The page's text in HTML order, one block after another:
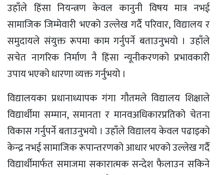
उहाँले हिंसा नियन्त्रण केवल कानुनी विषय मात्र नभई
सामाजिक जिम्मेवारी भएको उल्लेख गर्दै परिवार, विद्यालय र
समुदायले संयुक्त रूपमा काम गर्नुपर्ने बताउनुभयो । उहाँले
सचेत नागरिक निर्माण नै हिंसा न्यूनीकरणको प्रभावकारी
उपाय भएको धारणा व्यक्त गर्नुभयो ।
विद्यालयका प्रधानाध्यापक गंगा गौतमले विद्यालय शिक्षाले
विद्यार्थीमा सम्मान, समानता र मानवअधिकारप्रतिको चेतना
विकास गर्नुपर्ने बताउनुभयो । उहाँले विद्यालय केवल पढाइको
केन्द्र नभई सामाजिक रूपान्तरणको आधार भएको उल्लेख गर्दै
विद्यार्थीमार्फत समाजमा सकारात्मक सन्देश फैलाउन सकिने